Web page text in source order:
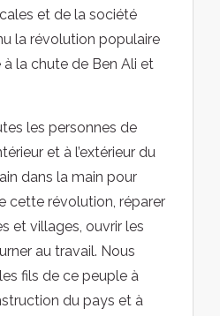
et de la société
la révolution populaire
la chute de Ben Ali et
les personnes de
et à l’extérieur du
dans la main pour
cette révolution, réparer
et villages, ouvrir les
au travail. Nous
fils de ce peuple à
du pays et à